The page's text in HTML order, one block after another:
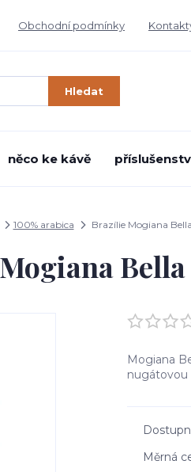
Obchodní podmínky
Hledat
něco ke kávě
100% arabica Brazílie Mogiana
Mogiana
nugátovou
Měrná